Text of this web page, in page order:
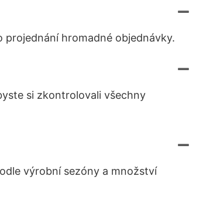
hromadné objednávky.
si zkontrolovali všechny
výrobní sezóny a množství